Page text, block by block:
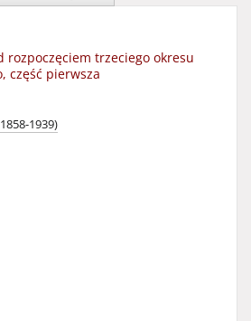
rozpoczęciem trzeciego okresu
część pierwsza
1939)